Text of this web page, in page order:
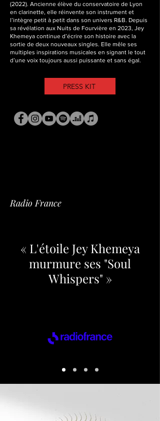
(2022). Ancienne élève du conservatoire de Lyon
en clarinette, elle réinvente son instrument et
l’intègre petit à petit dans son univers R&B. Depuis
sa révélation aux Nuits de Fourvière en 2023, Jey
Khemeya continue d’écrire son histoire avec la
sortie de deux nouveaux singles. Elle mêle ses
multiples inspirations musicales en signant le tout
d’une voix toujours aussi puissante et sans égal.
PRESS KIT
Radio France
« L'étoile Jey Khemeya
murmure ses "Soul
Whispers" »